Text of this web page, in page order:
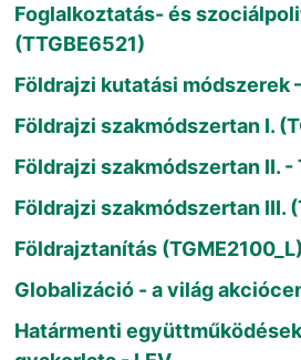
Foglalkoztatás- és
(TTGBE6521)
Földrajzi kutatási módszerek
Földrajzi szakmódszertan I.
Földrajzi szakmódszertan II. -
Földrajzi szakmódszertan III.
Földrajztanítás (TGME2100_L)
Globalizáció - a világ
Határmenti